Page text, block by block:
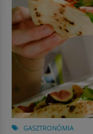
GASZTRONÓMIA